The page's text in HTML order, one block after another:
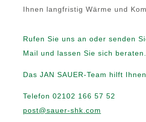
Ihnen langfristig Wärme und
Rufen Sie uns an oder senden
Mail und lassen Sie sich beraten.
Das JAN SAUER-Team hilft
Telefon 02102 166 57 52
post@sauer-shk.com